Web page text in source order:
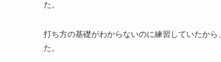
た。
打ち方の基礎がわからないのに練習していたか
た。